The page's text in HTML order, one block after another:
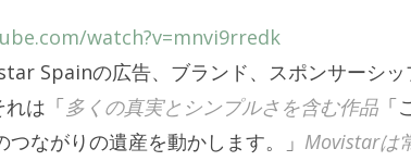
watch?v=mnvi9rredk
Spainの広告、ブランド、スポンサーシ
は「多くの真実とシンプルさを含む作品
ながりの遺産を動かします。」 Movistarは